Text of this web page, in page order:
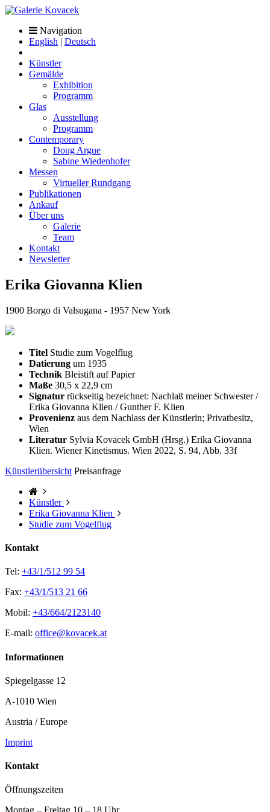
Navigation
English | Deutsch
Künstler
Gemälde
Exhibition
Programm
Glas
Ausstellung
Programm
Contemporary
Doug Argue
Sabine Wiedenhofer
Messen
Virtueller Rundgang
Publikationen
Ankauf
Über uns
Galerie
Team
Kontakt
Newsletter
Erika Giovanna Klien
1900 Borgo di Valsugana - 1957 New York
Titel Studie zum Vogelflug
Datierung um 1935
Technik Bleistift auf Papier
Maße 30,5 x 22,9 cm
Signatur rückseitig bezeichnet: Nachlaß meiner Schwester /
Erika Giovanna Klien / Gunther F. Klien
Provenienz aus dem Nachlass der Künstlerin; Privatbesitz,
Wien
Literatur Sylvia Kovacek GmbH (Hrsg.) Erika Giovanna
Klien. Wiener Kinetismus. Wien 2022, S. 94, Abb. 33f
Künstlerübersicht Preisanfrage
Künstler
Erika Giovanna Klien
Studie zum Vogelflug
Kontakt
Tel: +43/1/512 99 54
Fax: +43/1/513 21 66
Mobil: +43/664/2123140
E-mail: office@kovacek.at
Informationen
Spiegelgasse 12
A-1010 Wien
Austria / Europe
Imprint
Kontakt
Öffnungszeiten